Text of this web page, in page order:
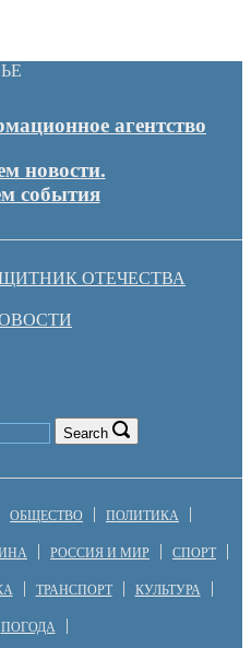
агентство
новости.
события
ОТЕЧЕСТВА
Search
ОБЩЕСТВО ПОЛИТИКА
РОССИЯ И МИР СПОРТ
ТРАНСПОРТ КУЛЬТУРА
ПОГОДА